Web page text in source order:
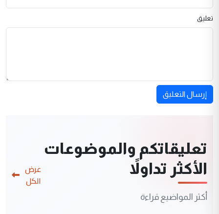
تعليق
إرسال التعليق
تعليقاتكم والموضوعات
الأكثر تداولاً
أكثر المواضيع قراءة
عرض
الكل